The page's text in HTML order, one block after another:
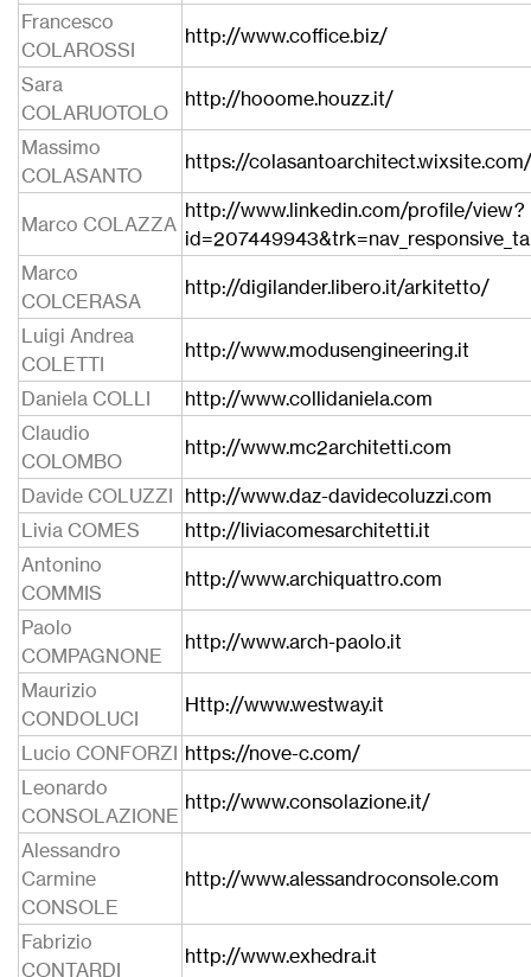
Francesco
COLAROSSI
http://www.coffice.biz/
Sara
COLARUOTOLO
http://hooome.houzz.it/
Massimo
COLASANTO
https://
Marco COLAZZA
http://www.linkedin.com/profile/view?
Marco
COLCERASA
http://digilander.libero.it/arkitetto/
Luigi Andrea
COLETTI
http://www.modusengineering.it
Daniela COLLI
http://www.collidaniela.com
Claudio
COLOMBO
http://www.mc2architetti.com
Davide COLUZZI http://www.daz-davidecoluzzi.com
Livia COMES
http://liviacomesarchitetti.it
Antonino
COMMIS
http://www.archiquattro.com
Paolo
COMPAGNONE
http://www.arch-paolo.it
Maurizio
CONDOLUCI
Http://www.westway.it
Lucio CONFORZI https://nove-c.com/
Leonardo
CONSOLAZIONE
http://www.consolazione.it/
Alessandro
Carmine
CONSOLE
http://www.alessandroconsole.com
Fabrizio
CONTARDI
http://www.exhedra.it